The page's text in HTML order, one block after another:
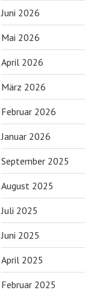
Juni 2026
Mai 2026
April 2026
März 2026
Februar 2026
Januar 2026
September 2025
August 2025
Juli 2025
Juni 2025
April 2025
Februar 2025